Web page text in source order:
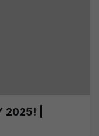
2025! |